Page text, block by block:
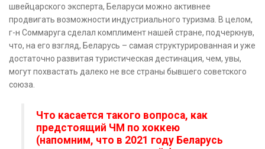
швейцарского эксперта, Беларуси можно активнее
продвигать возможности индустриального туризма. В целом,
г-н Соммаруга сделал комплимент нашей стране, подчеркнув,
что, на его взгляд, Беларусь – самая структурированная и уже
достаточно развитая туристическая дестинация, чем, увы,
могут похвастать далеко не все страны бывшего советского
союза.
Что касается такого вопроса, как
предстоящий ЧМ по хоккею
(напомним, что в 2021 году Беларусь